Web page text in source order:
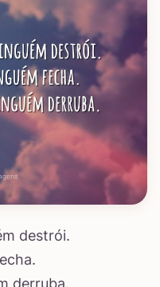
destrói.
derruba.